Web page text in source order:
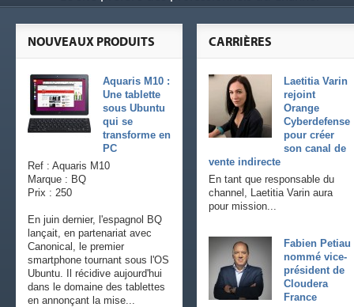
CARRIÈRES
Laetitia Varin
rejoint
Orange
Cyberdefense
pour créer
son canal de
vente indirecte
En tant que responsable du
channel, Laetitia Varin aura
pour mission...
Fabien Petiau
nommé vice-
président de
Cloudera
France
NOUVEAUX PRODUITS
Aquaris M10 :
Une tablette
sous Ubuntu
qui se
transforme en
PC
Ref : Aquaris M10
Marque : BQ
Prix : 250
En juin dernier, l'espagnol BQ
lançait, en partenariat avec
Canonical, le premier
smartphone tournant sous l'OS
Ubuntu. Il récidive aujourd'hui
dans le domaine des tablettes
en annonçant la mise...